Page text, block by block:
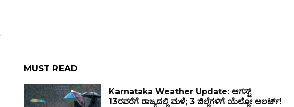
MUST READ
Karnataka Weather Update: ಆಗಸ್ಟ್
13ರವರೆಗೆ ರಾಜ್ಯದಲ್ಲಿ ಮಳೆ; 3 ಜಿಲ್ಲೆಗಳಿಗೆ ಯೆಲ್ಲೋ ಅಲರ್ಟ್!